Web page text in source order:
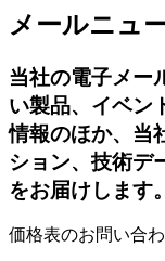
メールニュ
当社の電子メー
い製品、イベン
情報のほか、当
ション、技術デ
をお届けします。
価格表のお問い合